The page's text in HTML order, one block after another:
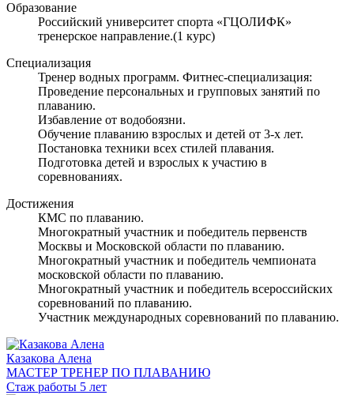
Образование
Российский университет спорта «ГЦОЛИФК»
тренерское направление.(1 курс)
Специализация
Тренер водных программ. Фитнес-специализация:
Проведение персональных и групповых занятий по
плаванию.
Избавление от водобоязни.
Обучение плаванию взрослых и детей от 3-х лет.
Постановка техники всех стилей плавания.
Подготовка детей и взрослых к участию в
соревнованиях.
Достижения
КМС по плаванию.
Многократный участник и победитель первенств
Москвы и Московской области по плаванию.
Многократный участник и победитель чемпионата
московской области по плаванию.
Многократный участник и победитель всероссийских
соревнований по плаванию.
Участник международных соревнований по плаванию.
Казакова Алена
МАСТЕР ТРЕНЕР ПО ПЛАВАНИЮ
Стаж работы 5 лет